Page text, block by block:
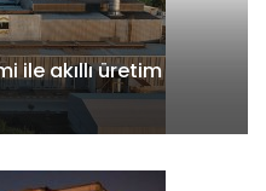
ile akıllı üretim